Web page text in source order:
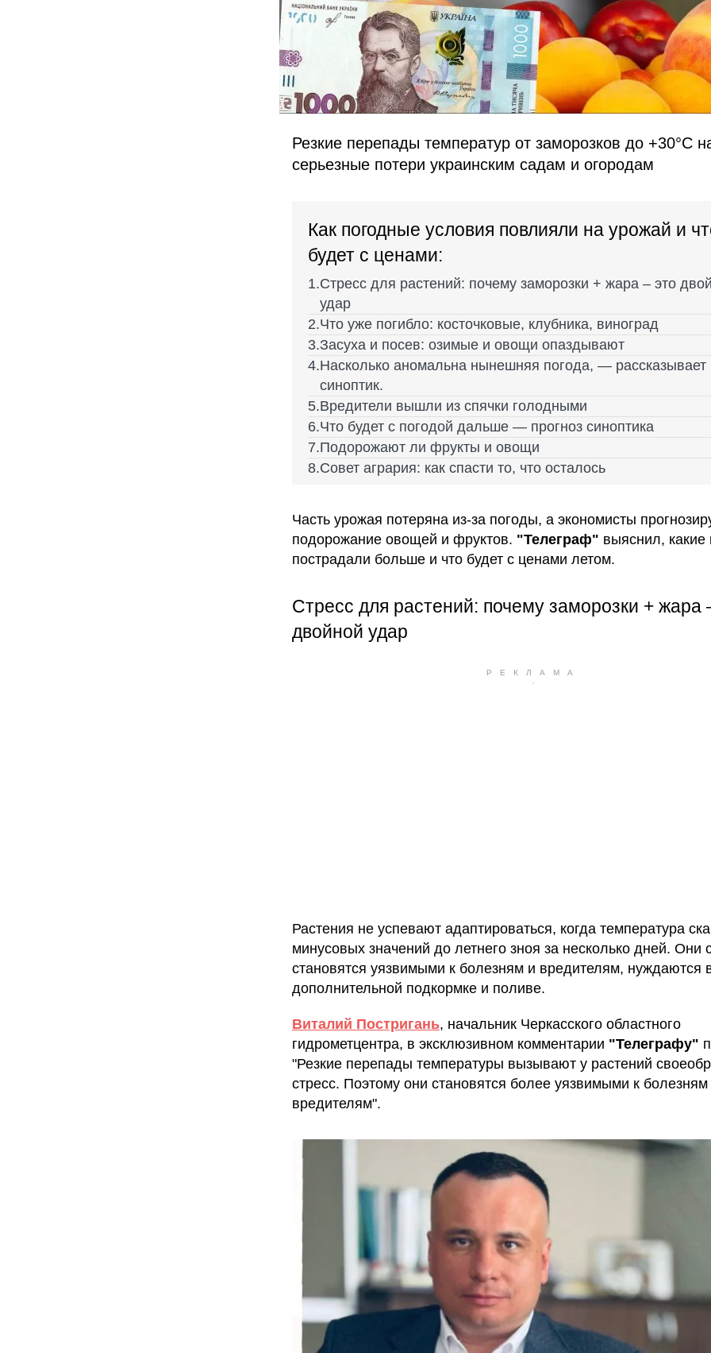
Резкие перепады температур от заморозков до +30°C
серьезные потери украинским садам и огородам
Как погодные условия повлияли на урожай и
будет с ценами:
Стресс для растений: почему заморозки + жара – это
удар
Что уже погибло: косточковые, клубника, виноград
Засуха и посев: озимые и овощи опаздывают
Насколько аномальна нынешняя погода, — рассказывает
синоптик.
Вредители вышли из спячки голодными
Что будет с погодой дальше — прогноз синоптика
Подорожают ли фрукты и овощи
Совет агрария: как спасти то, что осталось
Часть урожая потеряна из-за погоды, а экономисты
подорожание овощей и фруктов. "Телеграф" выяснил, какие
пострадали больше и что будет с ценами летом.
Стресс для растений: почему заморозки + жара
двойной удар
Растения не успевают адаптироваться, когда температура
минусовых значений до летнего зноя за несколько дней. Они
становятся уязвимыми к болезням и вредителям, нуждаются
дополнительной подкормке и поливе.
Виталий Постригань, начальник Черкасского областного
гидрометцентра, в эксклюзивном комментарии "Телеграфу"
"Резкие перепады температуры вызывают у растений
стресс. Поэтому они становятся более уязвимыми к болезням
вредителям".